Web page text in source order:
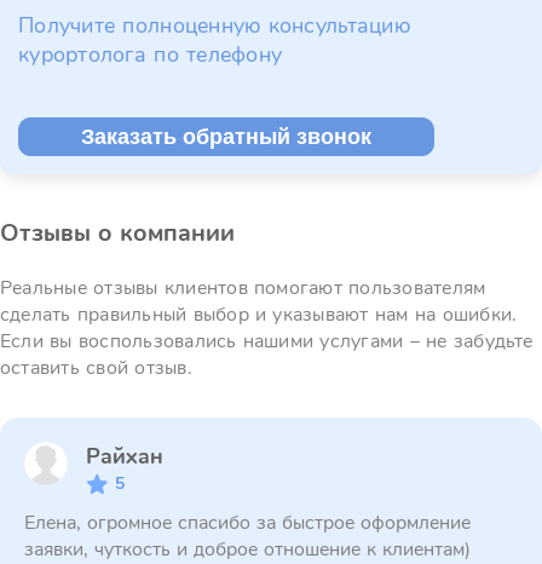
Получите полноценную консультацию
курортолога по телефону
Заказать обратный звонок
Отзывы о компании
Реальные отзывы клиентов помогают пользователям
сделать правильный выбор и указывают нам на ошибки.
Если вы воспользовались нашими услугами – не забудьте
оставить свой отзыв.
Райхан
5
Елена, огромное спасибо за быстрое оформление
заявки, чуткость и доброе отношение к клиентам)